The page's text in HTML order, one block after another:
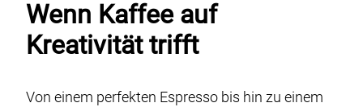
Datenschutz
Case-Studies
Wenn Kaffee auf
Kreativität trifft
Von einem perfekten Espresso bis hin zu einem